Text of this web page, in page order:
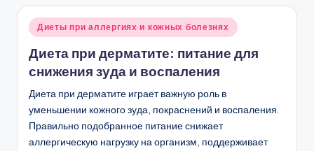
Опубликовано
Диеты при аллергиях и кожных болезнях
Диета при дерматите: питание для
снижения зуда и воспаления
Диета при дерматите играет важную роль в
уменьшении кожного зуда, покраснений и воспаления.
Правильно подобранное питание снижает
аллергическую нагрузку на организм, поддерживает